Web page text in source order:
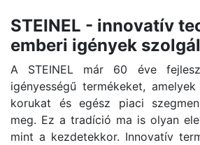
STEINEL - innovatív
emberi igények
A STEINEL már 60 éve
igényességű termékeket,
korukat és egész piaci
meg. Ez a tradíció ma is olyan
mint a kezdetekkor. Innovatív